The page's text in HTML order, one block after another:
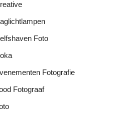
Foto
Fotografie
Fotograaf